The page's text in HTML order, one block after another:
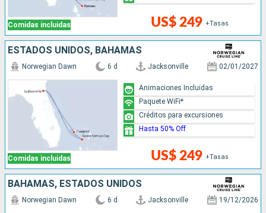
Comidas incluidas US$ 249 +Tasas
ESTADOS UNIDOS, BAHAMAS
Comidas incluidas
Norwegian Dawn 6 d Jacksonville 02/01/2027
US$ 249 +Tasas
Animaciones Incluidas
Paquete WiFi*
Créditos para excursiones
Hasta 50% Off
BAHAMAS, ESTADOS UNIDOS
Norwegian Dawn 6 d Jacksonville 19/12/2026